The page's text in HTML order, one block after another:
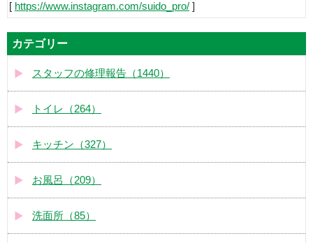
[ https://www.instagram.com/suido_pro/ ]
カテゴリー
スタッフの修理報告（1440）
トイレ（264）
キッチン（327）
お風呂（209）
洗面所（85）